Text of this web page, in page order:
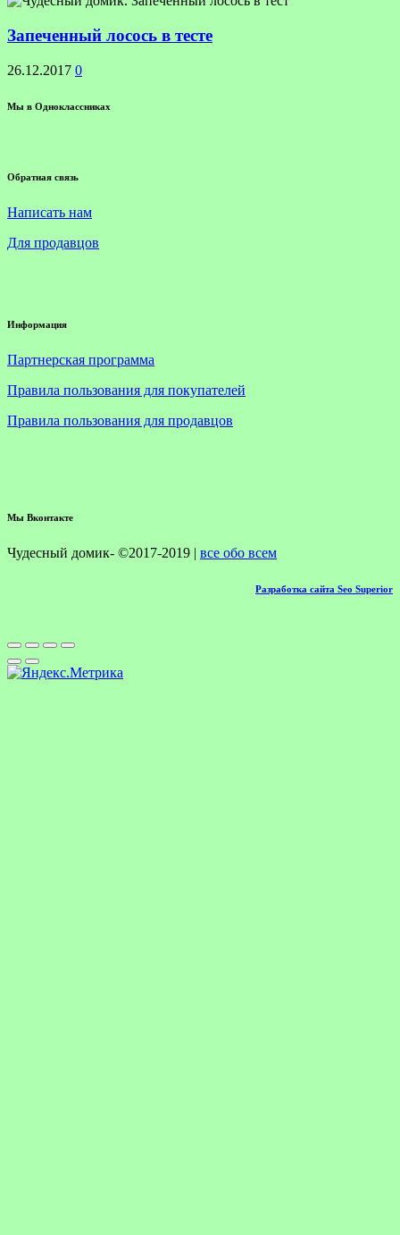
Запеченный лосось в тесте
26.12.2017 0
Мы в Одноклассниках
Обратная связь
Написать нам
Для продавцов
Информация
Партнерская программа
Правила пользования для покупателей
Правила пользования для продавцов
Мы Вконтакте
Чудесный домик- ©2017-2019 | все обо всем
Разработка сайта Seo Superior